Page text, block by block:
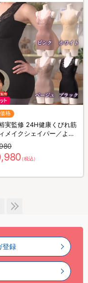
格
24H健康くびれ筋
メイクシェイパー／より
セット／補整キャミソ
1枚4役
（税込）
登録